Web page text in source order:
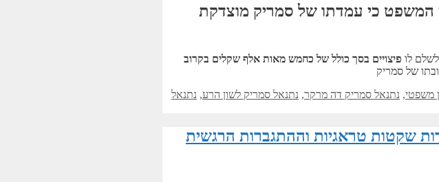
המשפט כי עמדתו של סמריק מוצדקת
לשלם לו פיצויים בסך כולל של כחמש מאות אלף שקלים בקרוב
של סמריק
משפטי, נתנאל סמריק דה מרקר, נתנאל סמריק לשון הרע, נתנאל